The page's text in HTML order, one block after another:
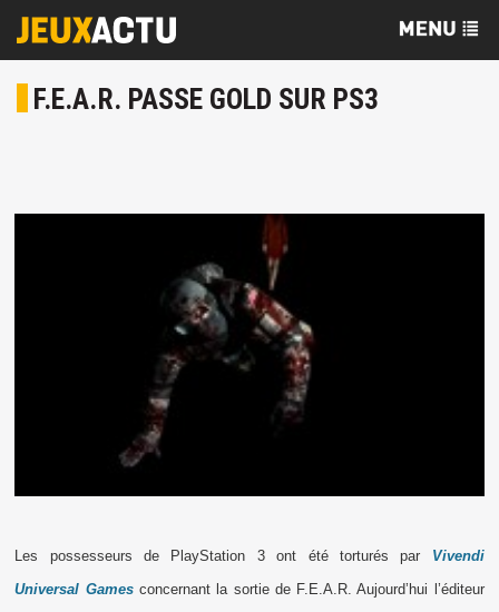
F.E.A.R. PASSE GOLD SUR PS3
Les possesseurs de PlayStation 3 ont été torturés par Vivendi
Universal Gamesconcernant la sortie de F.E.A.R. Aujourd’hui l’éditeur